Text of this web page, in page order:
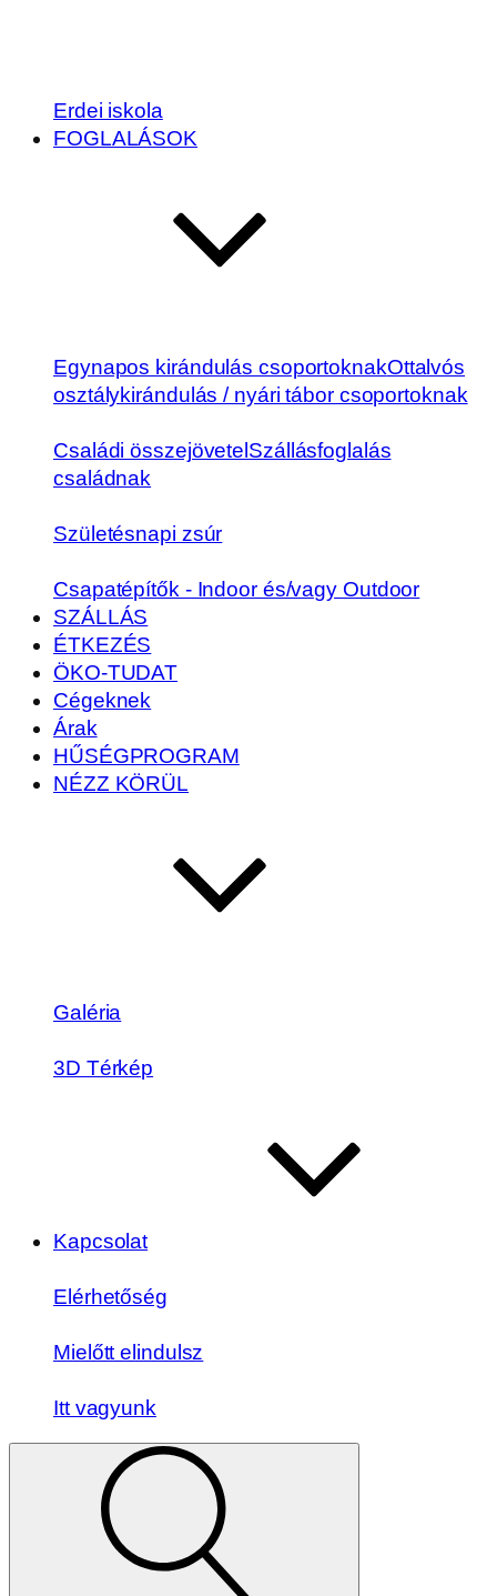
Erdei iskola
FOGLALÁSOK
Egynapos kirándulás csoportoknakOttalvós
osztálykirándulás / nyári tábor csoportoknak
Családi összejövetel Szállásfoglalás
családnak
Születésnapi zsúr
Csapatépítők - Indoor és/vagy Outdoor
SZÁLLÁS
ÉTKEZÉS
ÖKO-TUDAT
Cégeknek
Árak
HŰSÉGPROGRAM
NÉZZ KÖRÜL
Galéria
3D Térkép
Kapcsolat
Elérhetőség
Mielőtt elindulsz
Itt vagyunk